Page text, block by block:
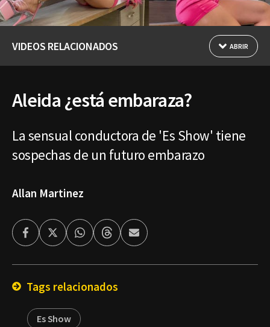
VIDEOS RELACIONADOS ABRIR
Aleida ¿está embaraza?
La sensual conductora de 'Es Show' tiene
sospechas de un futuro embarazo
Allan Martinez
FacebookTwitterWhatsappThreadsEnviar
por
Tags relacionados
Es Show